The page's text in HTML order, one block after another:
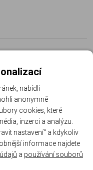
příčně drážkovaný profil,
má
weaver používá
to znamená, že
upnete i na picatinny,
jistí, sáhněte po
nabídli
anonymně
cookies, které
inzerci a analýzu.
nastavení" a kdykoliv
informace najdete
a používání souborů